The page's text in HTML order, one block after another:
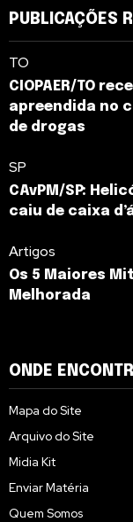
PUBLICAÇÕES
TO
CIOPAER/TO
apreendida no
de drogas
SP
CAvPM/SP:
caiu de caixa
Artigos
Os 5 Maiores
Melhorada
ONDE
Mapa do Site
Arquivo do Site
Midia Kit
Enviar Matéria
Quem Somos